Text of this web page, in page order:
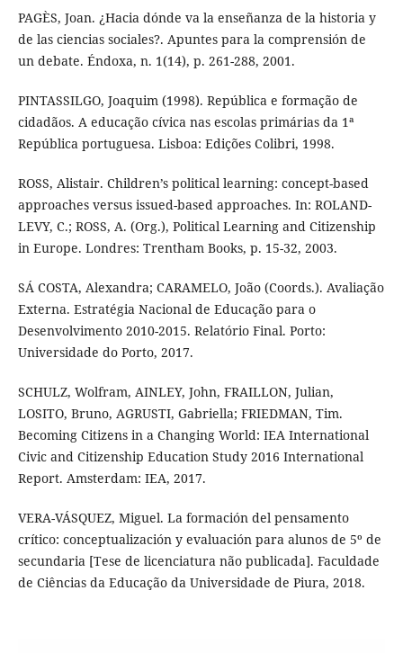
PAGÈS, Joan. ¿Hacia dónde va la enseñanza de la historia y
de las ciencias sociales?. Apuntes para la comprensión de
un debate. Éndoxa, n. 1(14), p. 261-288, 2001.
PINTASSILGO, Joaquim (1998). República e formação de
cidadãos. A educação cívica nas escolas primárias da 1ª
República portuguesa. Lisboa: Edições Colibri, 1998.
ROSS, Alistair. Children’s political learning: concept-based
approaches versus issued-based approaches. In: ROLAND-
LEVY, C.; ROSS, A. (Org.), Political Learning and Citizenship
in Europe. Londres: Trentham Books, p. 15-32, 2003.
SÁ COSTA, Alexandra; CARAMELO, João (Coords.). Avaliação
Externa. Estratégia Nacional de Educação para o
Desenvolvimento 2010-2015. Relatório Final. Porto:
Universidade do Porto, 2017.
SCHULZ, Wolfram, AINLEY, John, FRAILLON, Julian,
LOSITO, Bruno, AGRUSTI, Gabriella; FRIEDMAN, Tim.
Becoming Citizens in a Changing World: IEA International
Civic and Citizenship Education Study 2016 International
Report. Amsterdam: IEA, 2017.
VERA-VÁSQUEZ, Miguel. La formación del pensamento
crítico: conceptualización y evaluación para alunos de 5º de
secundaria [Tese de licenciatura não publicada]. Faculdade
de Ciências da Educação da Universidade de Piura, 2018.